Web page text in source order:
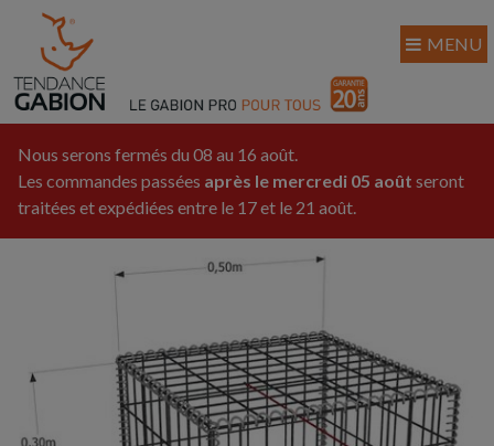
Nous serons fermés du 08 au 16 août.
Les commandes passées après le mercredi 05 août seront
traitées et expédiées entre le 17 et le 21 août.
MENU